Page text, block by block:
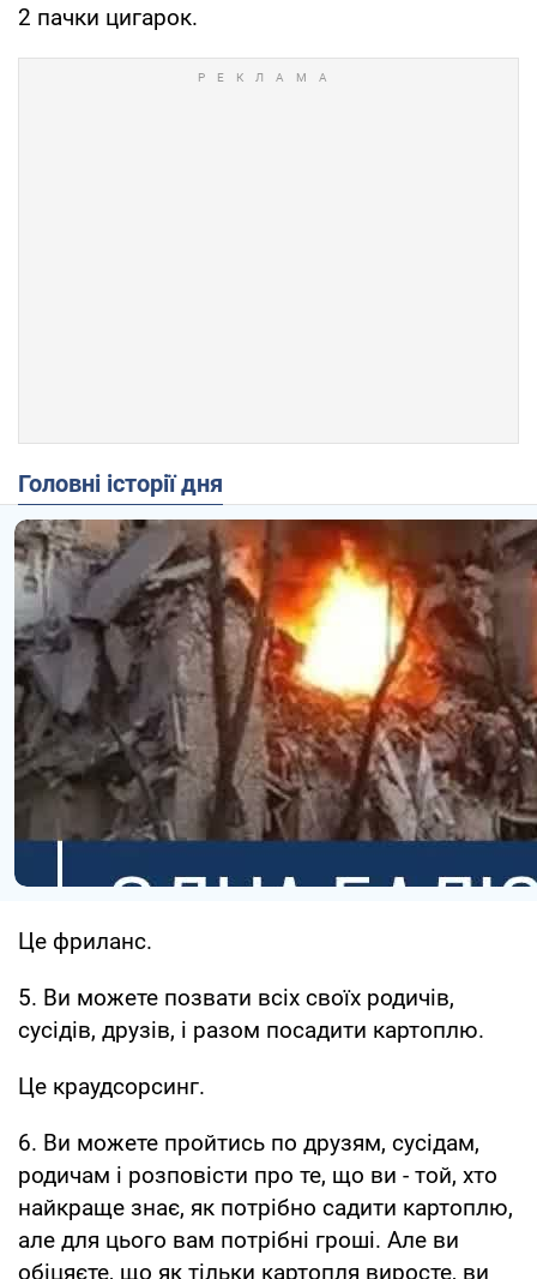
2 пачки цигарок.
Головні історії дня
Це фриланс.
5. Ви можете позвати всіх своїх родичів,
сусідів, друзів, і разом посадити картоплю.
Це краудсорсинг.
6. Ви можете пройтись по друзям, сусідам,
родичам і розповісти про те, що ви - той, хто
найкраще знає, як потрібно садити картоплю,
але для цього вам потрібні гроші. Але ви
обіцяєте, що як тільки картопля виросте, ви